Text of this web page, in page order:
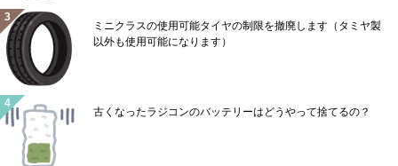
ミニクラスの使用可能タイヤの制限を撤廃します（タミヤ製
以外も使用可能になります）
古くなったラジコンのバッテリーはどうやって捨てるの？